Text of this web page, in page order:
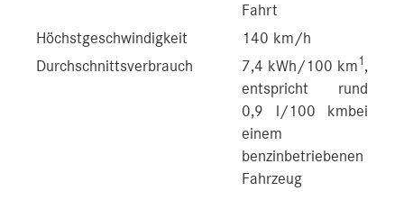
Fahrt
Höchstgeschwindigkeit
140 km/h
Durchschnittsverbrauch
7,4 kWh/100 km 1 ,
entspricht rund
0,9 l/100 kmbei
einem
benzinbetriebenen
Fahrzeug